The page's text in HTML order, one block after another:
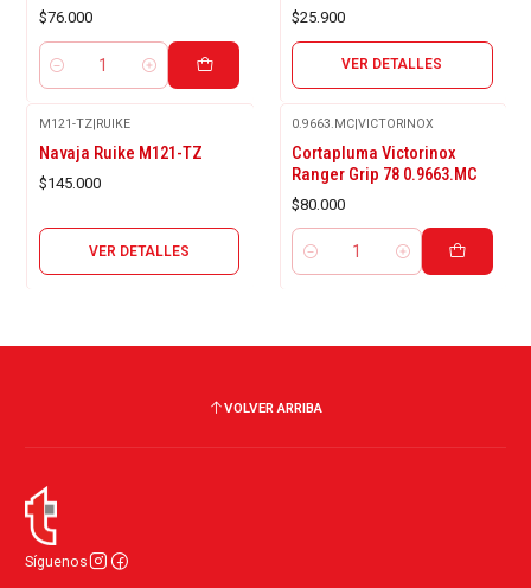
$76.000
Cantidad
$25.900
VER DETALLES
M121-TZ| RUIKE
Navaja Ruike M121-TZ
$145.000
VER DETALLES
0.9663.MC VICTORINOX
Cortapluma Victorinox
Ranger Grip 78 0.9663.MC
$80.000
Cantidad
VOLVER ARRIBA
Síguenos